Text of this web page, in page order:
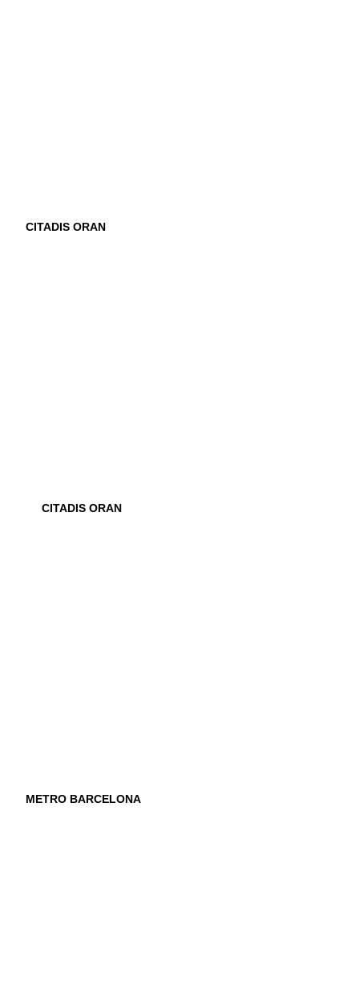
CITADIS ORAN
CITADIS ORAN
METRO BARCELONA